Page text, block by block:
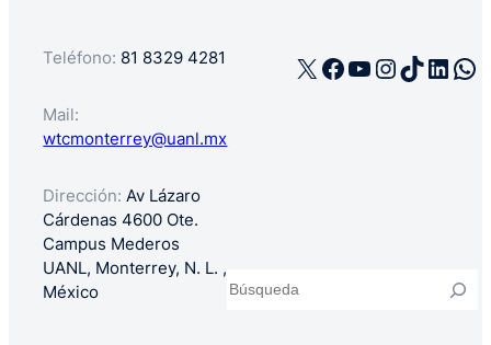
Teléfono: 81 8329 4281
Mail:
wtcmonterrey@uanl.mx
Dirección: Av Lázaro
Cárdenas 4600 Ote.
Campus Mederos
UANL, Monterrey, N. L. ,
México
X Facebook
YouTube
TikTok